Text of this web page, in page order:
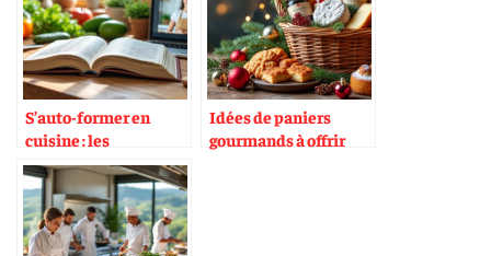
S’auto-former en
cuisine : les
meilleures ressources
Idées de paniers
gourmands à offrir